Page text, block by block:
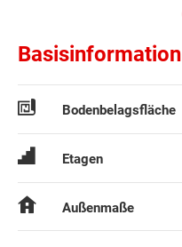
Basisinformation
Bodenbelagsfläche
Etagen
Außenmaße